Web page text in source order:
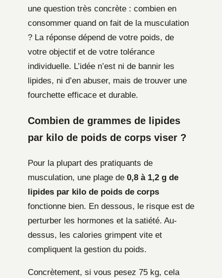
une question très concrète : combien en
consommer quand on fait de la musculation
? La réponse dépend de votre poids, de
votre objectif et de votre tolérance
individuelle. L’idée n’est ni de bannir les
lipides, ni d’en abuser, mais de trouver une
fourchette efficace et durable.
Combien de grammes de lipides
par kilo de poids de corps viser ?
Pour la plupart des pratiquants de
musculation, une plage de 0,8 à 1,2 g de
lipides par kilo de poids de corps
fonctionne bien. En dessous, le risque est de
perturber les hormones et la satiété. Au-
dessus, les calories grimpent vite et
compliquent la gestion du poids.
Concrètement, si vous pesez 75 kg, cela